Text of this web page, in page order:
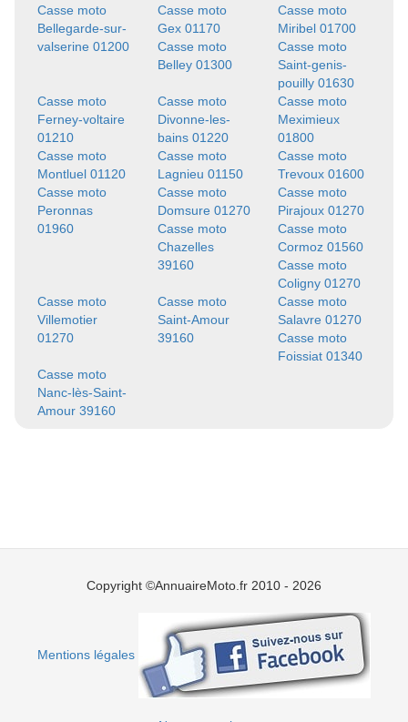
Casse moto
Bellegarde-sur-
valserine 01200
Casse moto
Gex 01170
Casse moto
Miribel 01700
Casse moto
Belley 01300
Casse moto
Saint-genis-
pouilly 01630
Casse moto
Ferney-voltaire
01210
Casse moto
Divonne-les-
bains 01220
Casse moto
Meximieux
01800
Casse moto
Montluel 01120
Casse moto
Lagnieu 01150
Casse moto
Trevoux 01600
Casse moto
Peronnas
01960
Casse moto
Domsure 01270
Casse moto
Pirajoux 01270
Casse moto
Chazelles
39160
Casse moto
Cormoz 01560
Casse moto
Coligny 01270
Casse moto
Villemotier
01270
Casse moto
Saint-Amour
39160
Casse moto
Salavre 01270
Casse moto
Foissiat 01340
Casse moto
Nanc-lès-Saint-
Amour 39160
Copyright ©AnnuaireMoto.fr 2010 - 2026
Mentions légales